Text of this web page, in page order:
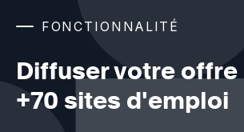
FONCTIONNALITÉ
Diffuser votre
+70 sites d'emploi